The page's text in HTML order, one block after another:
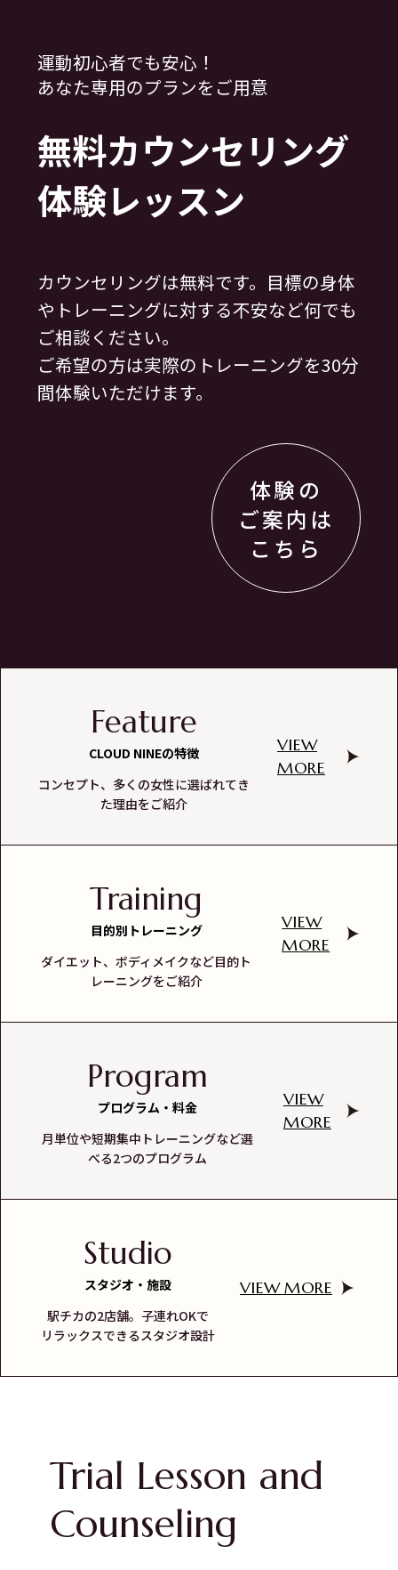
運動初心者でも安心！
あなた専用のプランをご用意
無料カウンセリング
体験レッスン
カウンセリングは無料です。目標の身体
やトレーニングに対する不安など何でも
ご相談ください。
ご希望の方は実際のトレーニングを30分
間体験いただけます。
体験の
ご案内は
こちら
Feature
CLOUD NINEの特徴
コンセプト、多くの女性に選ばれてき
た理由をご紹介
VIEW
MORE
Training
目的別トレーニング
ダイエット、ボディメイクなど目的ト
レーニングをご紹介
VIEW
MORE
Program
プログラム・料金
月単位や短期集中トレーニングなど選
べる2つのプログラム
VIEW
MORE
Studio
スタジオ・施設
駅チカの2店舗。子連れOKで
リラックスできるスタジオ設計
VIEW MORE
Trial Lesson and
Counseling